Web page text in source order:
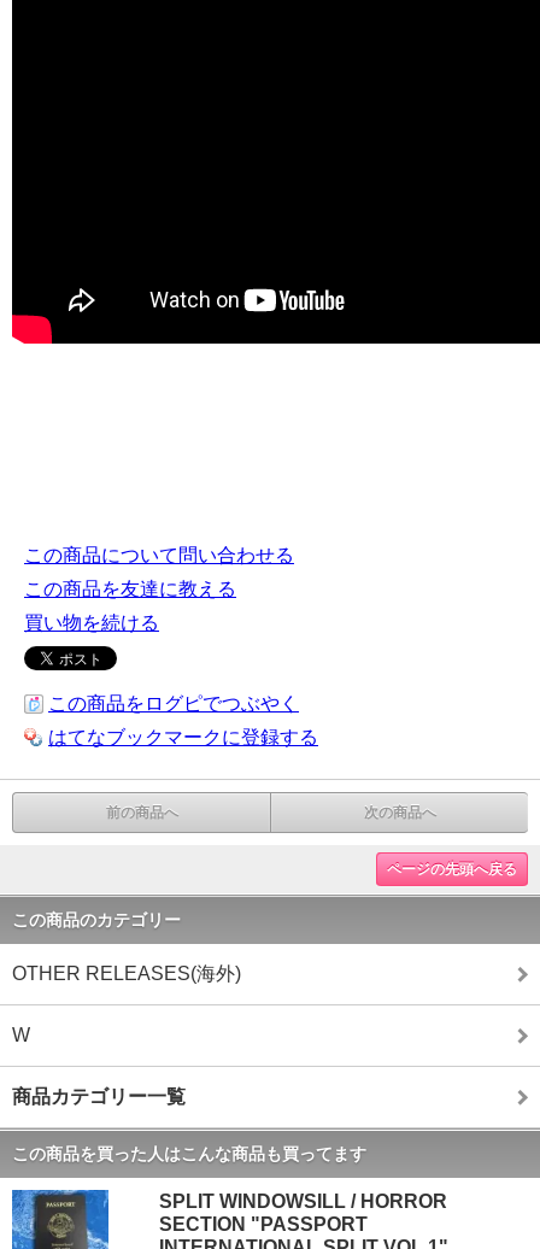
この商品について問い合わせる
この商品を友達に教える
買い物を続ける
この商品をログピでつぶやく
はてなブックマークに登録する
前の商品へ 次の商品へ
ページの先頭へ戻る
この商品のカテゴリー
OTHER RELEASES(海外)
W
商品カテゴリー一覧
この商品を買った人はこんな商品も買ってます
SPLIT WINDOWSILL / HORROR
SECTION "PASSPORT